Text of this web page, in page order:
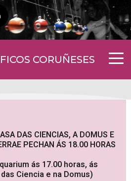
CORUÑESES
DAS CIENCIAS, A DOMUS E
PECHAN ÁS 18.00 HORAS
ás 17.00 horas, ás
Ciencia e na Domus)